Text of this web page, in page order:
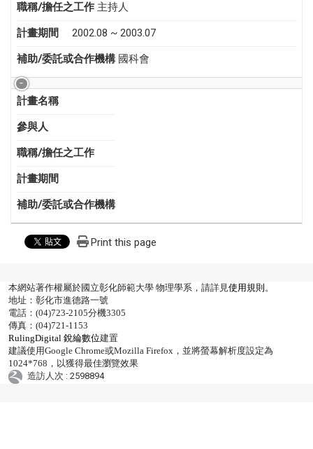
職稱/擔任之工作 主持人
計畫期間 2002.08 ~ 2003.07
補助/委託或合作機構 國科會
計畫名稱
參與人
職稱/擔任之工作
計畫期間
補助/委託或合作機構
Print this page
本網站著作權屬於國立彰化師範大學 物理學系，請詳見使用規則 。
地址：彰化市進德路一號
電話：(04)723-2105分機3305
傳真：(04)721-1153
RulingDigital 銳綸數位建置
建議使用Google Chrome或Mozilla Firefox，並將螢幕解析度設定為
1024*768，以獲得最佳瀏覽效果
造訪人次 : 2598894